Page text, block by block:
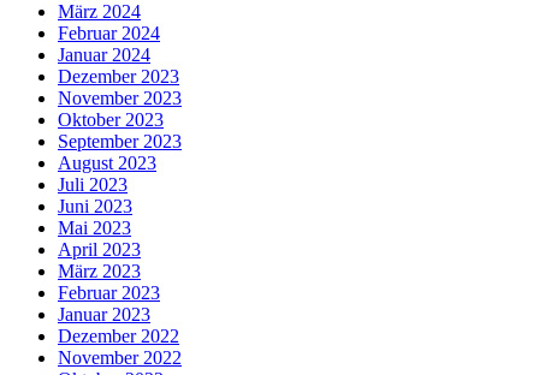
März 2024
Februar 2024
Januar 2024
Dezember 2023
November 2023
Oktober 2023
September 2023
August 2023
Juli 2023
Juni 2023
Mai 2023
April 2023
März 2023
Februar 2023
Januar 2023
Dezember 2022
November 2022